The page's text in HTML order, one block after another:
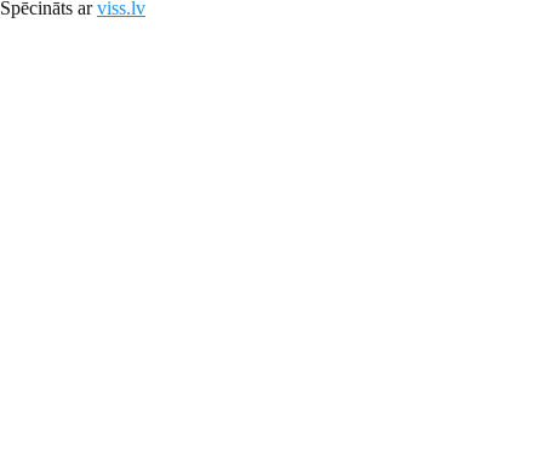
Spēcināts arviss.lv